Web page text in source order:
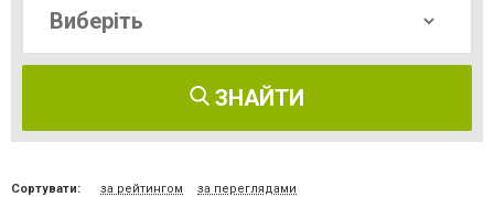
ЗНАЙТИ
Сортувати: за рейтингом за переглядами